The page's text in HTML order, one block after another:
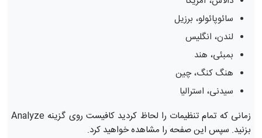
سائوپائولو، برزیل
لندن، انگلیس
بمبئی، هند
هنگ کنگ، چین
سیدنی، استرالیا
زمانی که تمام تنظیمات را لحاظ کردید کافیست روی گزینه Analyze
بزنید. سپس این صفحه را مشاهده خواهید کرد.